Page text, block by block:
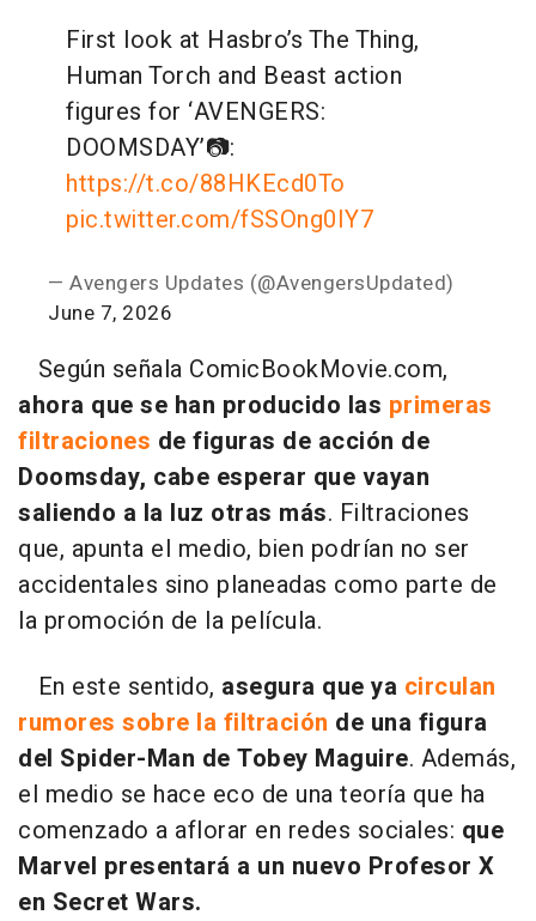
First look at Hasbro’s The Thing,
Human Torch and Beast action
figures for ‘AVENGERS:
DOOMSDAY’📷:
https://t.co/88HKEcd0To
pic.twitter.com/fSSOng0IY7
— Avengers Updates (@AvengersUpdated)
June 7, 2026
Según señala ComicBookMovie.com,
ahora que se han producido las primeras
filtraciones de figuras de acción de
Doomsday, cabe esperar que vayan
saliendo a la luz otras más. Filtraciones
que, apunta el medio, bien podrían no ser
accidentales sino planeadas como parte de
la promoción de la película.
En este sentido, asegura que ya circulan
rumores sobre la filtración de una figura
del Spider-Man de Tobey Maguire. Además,
el medio se hace eco de una teoría que ha
comenzado a aflorar en redes sociales: que
Marvel presentará a un nuevo Profesor X
en Secret Wars.